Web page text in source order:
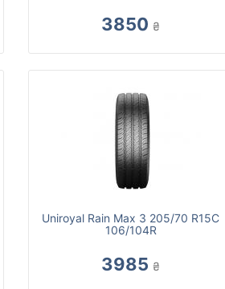
3850 ₴
Uniroyal Rain Max 3 205/70 R15C
106/104R
3985 ₴